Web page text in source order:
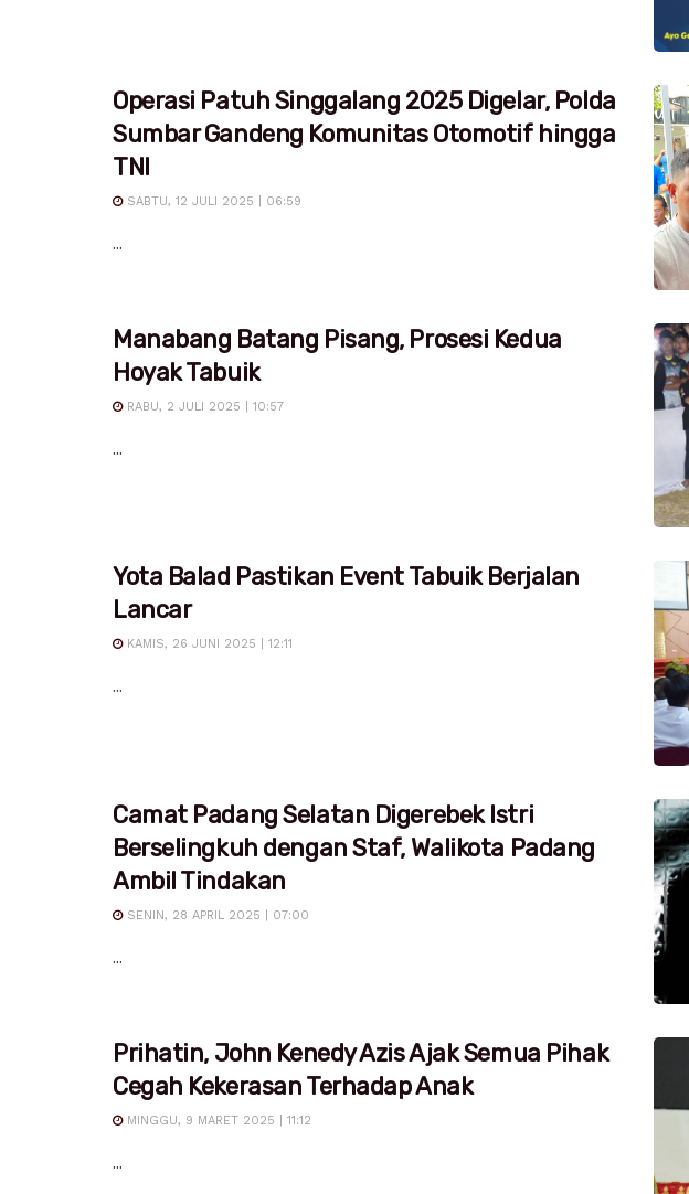
Operasi Patuh Singgalang 2025 Digelar, Polda
Sumbar Gandeng Komunitas Otomotif hingga
TNI
SABTU, 12 JULI 2025 | 06:59
...
Manabang Batang Pisang, Prosesi Kedua
Hoyak Tabuik
RABU, 2 JULI 2025 | 10:57
...
Yota Balad Pastikan Event Tabuik Berjalan
Lancar
KAMIS, 26 JUNI 2025 | 12:11
...
Camat Padang Selatan Digerebek Istri
Berselingkuh dengan Staf, Walikota Padang
Ambil Tindakan
SENIN, 28 APRIL 2025 | 07:00
...
Prihatin, John Kenedy Azis Ajak Semua Pihak
Cegah Kekerasan Terhadap Anak
MINGGU, 9 MARET 2025 | 11:12
...